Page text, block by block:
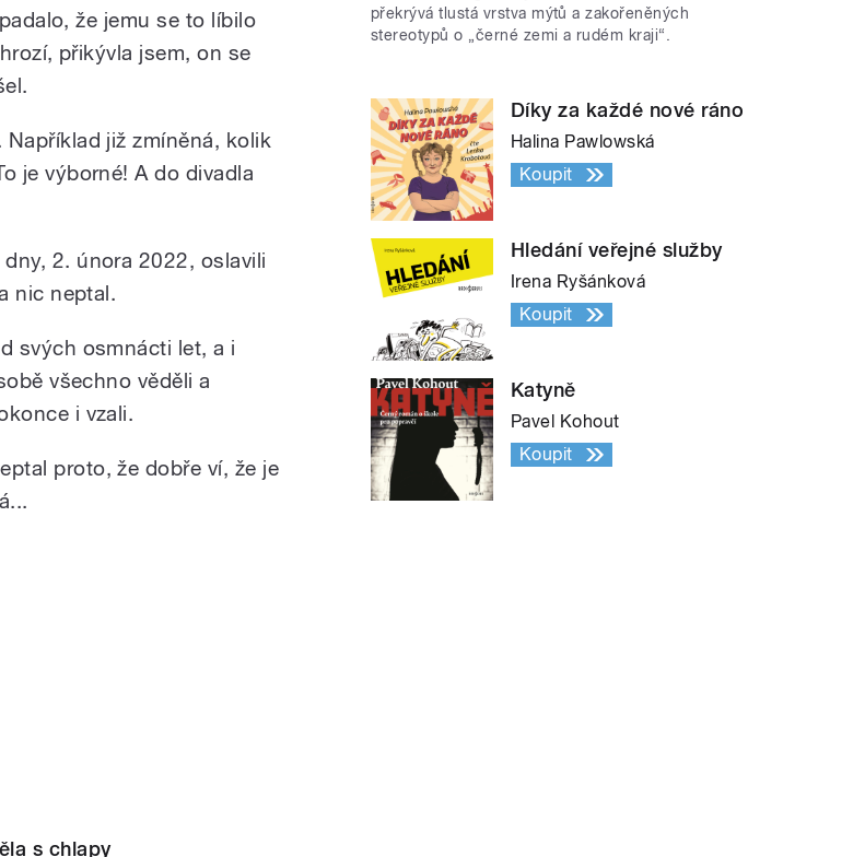
že jemu se to líbilo
přikývla jsem, on se
již zmíněná, kolik
je výborné! A do divadla
2. února 2022, oslavili
nic neptal.
svých osmnácti let, a i
všechno věděli a
i vzali.
proto, že dobře ví, že je
s chlapy
překrývá tlustá vrstva mýtů a zakořeněných
stereotypů o „černé zemi a rudém kraji“.
Díky za každé nové ráno
Halina Pawlowská
Koupit
Hledání veřejné služby
Irena Ryšánková
Koupit
Katyně
Pavel Kohout
Koupit